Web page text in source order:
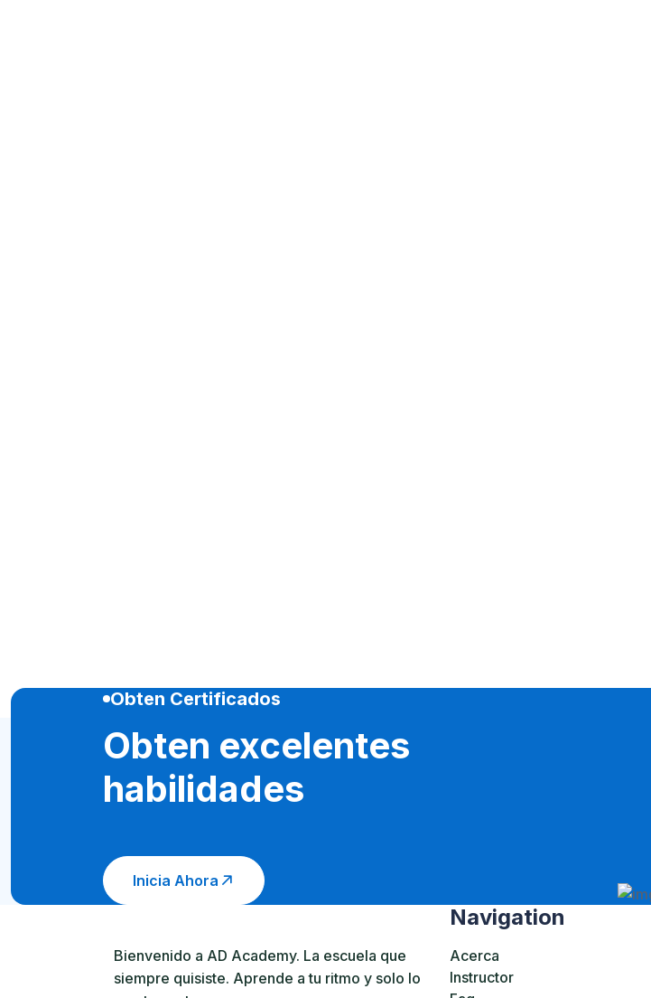
Obten Certificados
Obten excelentes
Navigation